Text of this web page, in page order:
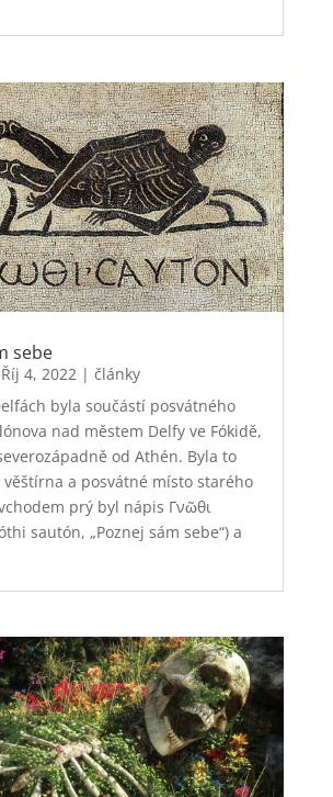
sebe
Říj 4, 2022 | články
byla součástí posvátného
nad městem Delfy ve Fókidě,
od Athén. Byla to
a posvátné místo starého
prý byl nápis Γνῶθι
sautón, „Poznej sám sebe“) a